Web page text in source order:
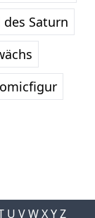
des Saturn
U V W X Y Z